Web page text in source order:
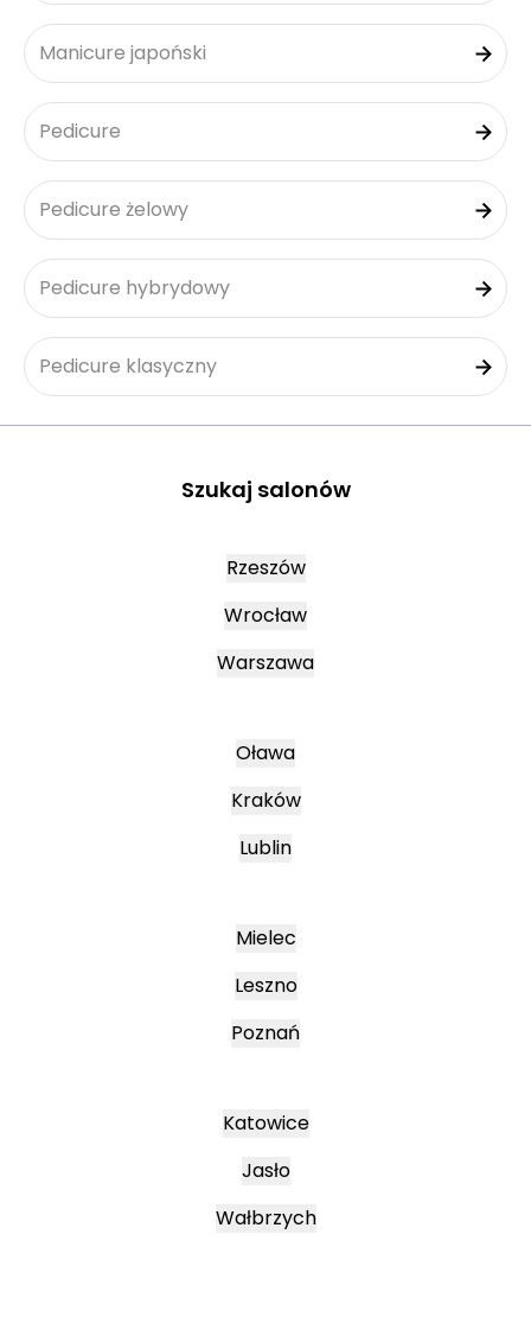
Manicure japoński
Pedicure
Pedicure żelowy
Pedicure hybrydowy
Pedicure klasyczny
Szukaj salonów
Rzeszów
Wrocław
Warszawa
Oława
Kraków
Lublin
Mielec
Leszno
Poznań
Katowice
Jasło
Wałbrzych